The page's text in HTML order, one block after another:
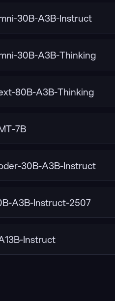
30B-A3B-Instruct
30B-A3B-Thinking
80B-A3B-Thinking
7B
30B-A3B-Instruct
A3B-Instruct-2507
Instruct